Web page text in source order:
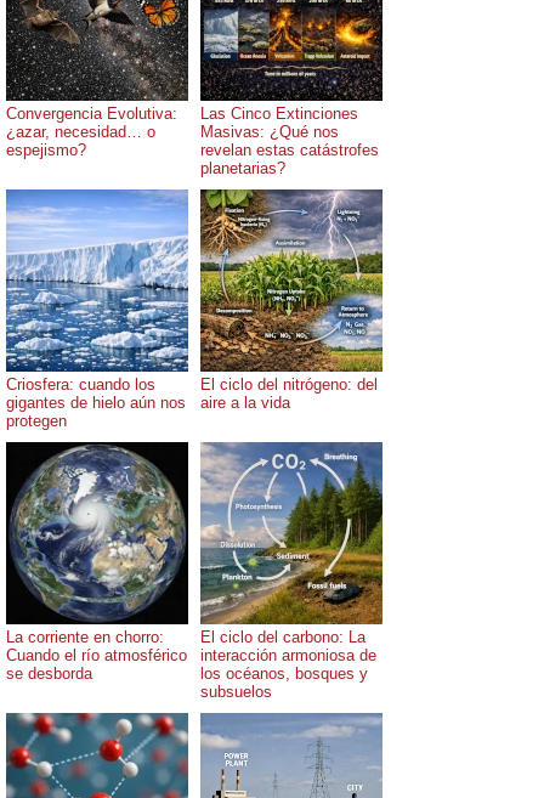
Convergencia Evolutiva:
¿azar, necesidad… o
espejismo?
Las Cinco Extinciones
Masivas: ¿Qué nos
revelan estas catástrofes
planetarias?
Criosfera: cuando los
gigantes de hielo aún nos
protegen
El ciclo del nitrógeno: del
aire a la vida
La corriente en chorro:
Cuando el río atmosférico
se desborda
El ciclo del carbono: La
interacción armoniosa de
los océanos, bosques y
subsuelos